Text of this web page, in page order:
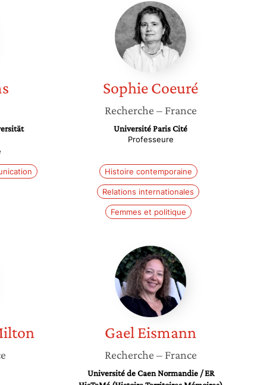
Sophie
Coeuré
SophieCoeuré
Recherche – France
Université Paris Cité
Professeure
Histoire contemporaine
Relations internationales
Femmes et politique
Gael
Eismann
Gael Eismann
Recherche – France
Université de Caen Normandie / ER